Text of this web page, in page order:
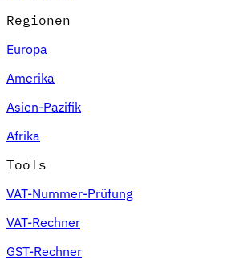
Regionen
Europa
Amerika
Asien-Pazifik
Afrika
Tools
VAT-Nummer-Prüfung
VAT-Rechner
GST-Rechner